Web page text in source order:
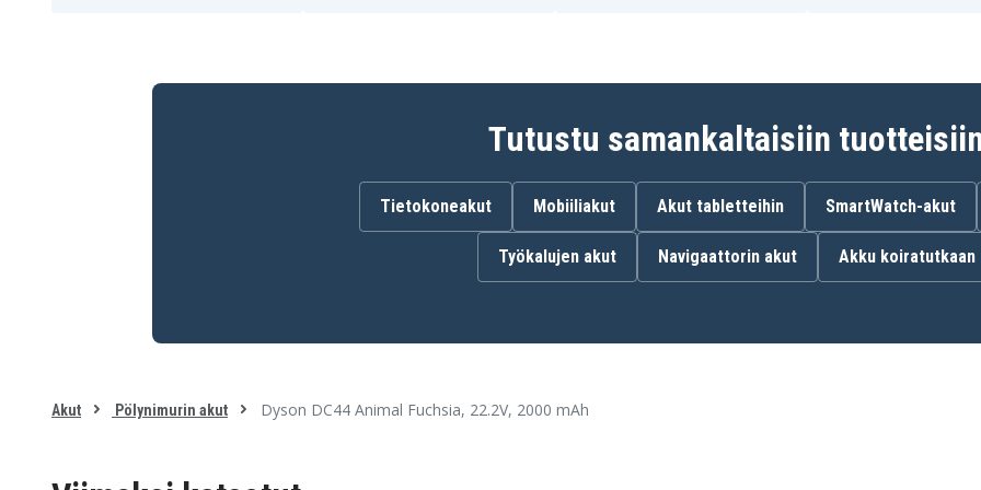
Tutustu samankaltaisiin
Tietokoneakut Mobiiliakut Akut tabletteihin SmartWatch-akut
Työkalujen akut Navigaattorin akut Akku koiratutkaan
Akut Pölynimurin akut Dyson DC44 Animal Fuchsia, 22.2V, 2000 mAh